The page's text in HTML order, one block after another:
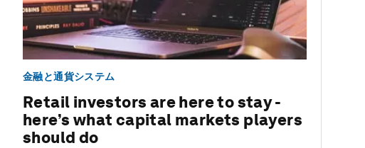
金融と通貨システム
Retail investors are here to stay -
here’s what capital markets players
should do